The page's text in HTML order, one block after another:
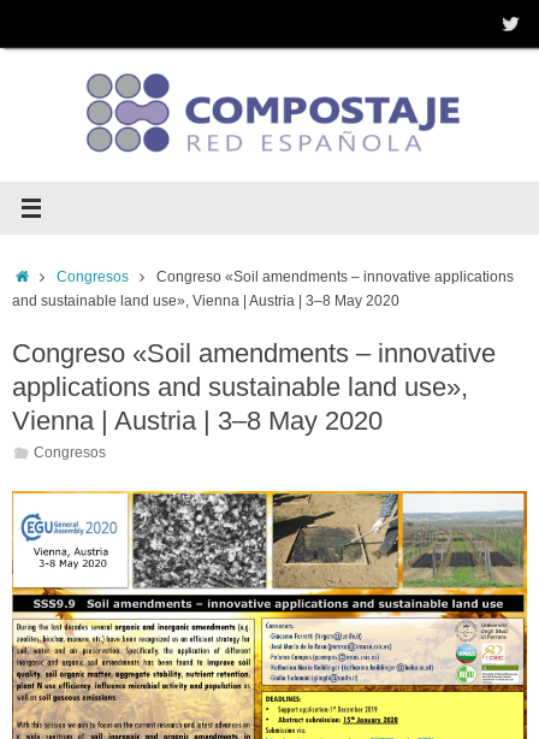
InicioCongresos
Congreso «Soil amendments – innovative applications
and sustainable land use», Vienna | Austria | 3–8 May 2020
Congreso «Soil amendments – innovative
applications and sustainable land use»,
Vienna | Austria | 3–8 May 2020
Congresos